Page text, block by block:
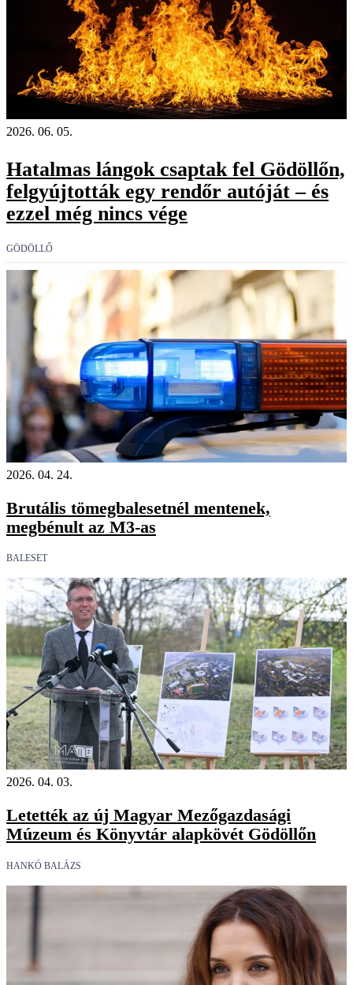
2026. 06. 05.
Hatalmas lángok csaptak fel Gödöllőn,
felgyújtották egy rendőr autóját – és
ezzel még nincs vége
GÖDÖLLŐ
2026. 04. 24.
Brutális tömegbalesetnél mentenek,
megbénult az M3-as
BALESET
2026. 04. 03.
Letették az új Magyar Mezőgazdasági
Múzeum és Könyvtár alapkövét Gödöllőn
HANKÓ BALÁZS